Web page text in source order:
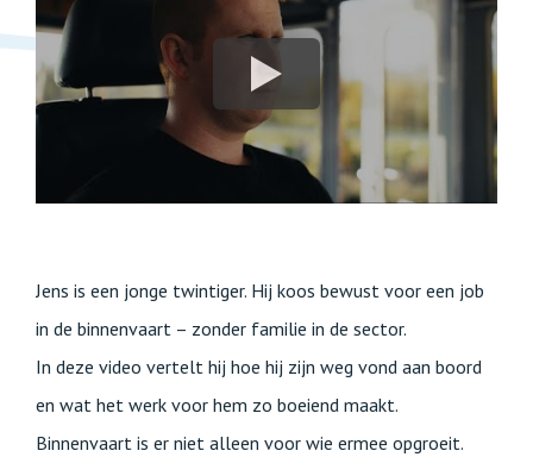
Jens is een jonge twintiger. Hij koos bewust voor een job
in de binnenvaart – zonder familie in de sector.
In deze video vertelt hij hoe hij zijn weg vond aan boord
en wat het werk voor hem zo boeiend maakt.
Binnenvaart is er niet alleen voor wie ermee opgroeit.